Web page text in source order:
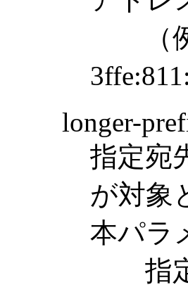
（例
longer-
指定宛
が対象
本パラ
指定